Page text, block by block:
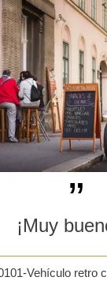
Vehículo retro
¡Muy